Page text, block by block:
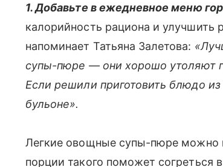
1. Добавьте в ежедневное меню
калорийность рациона и
напоминает Татьяна Залетова:
супы-пюре — они хорошо утоляют
Если решили приготовить блюдо
бульоне».
Легкие овощные супы-пюре можно
порции такого поможет